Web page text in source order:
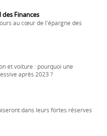
des Finances
au cœur de l'épargne des
et voiture : pourquoi une
après 2023 ?
dans leurs fortes réserves